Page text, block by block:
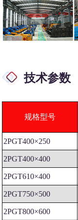
技术参数
规格型号
2PGT400×250
2PGT400×400
2PGT610×400
2PGT750×500
2PGT800×600